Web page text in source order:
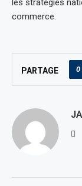
les stratégies
commerce. ​
PARTAGE 0